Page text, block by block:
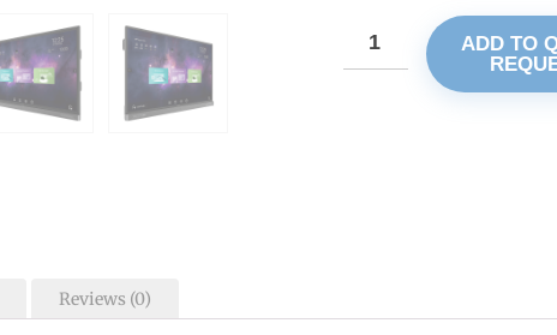
ADD TO
Reviews (0)